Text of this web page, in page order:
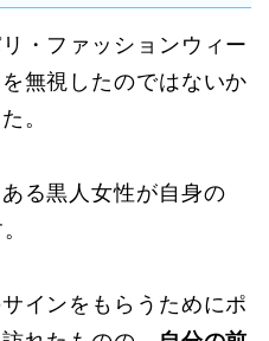
・ファッションウィー
無視したのではないか
。
る黒人女性が自身の
インをもらうためにポ